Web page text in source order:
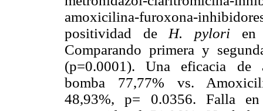
amoxicilina-furoxona-
positividad deH. pylori en
Comparando primera y
(p=0.0001). Una eficacia de
bomba 77,77% vs.
48,93%, p= 0.0356. Falla